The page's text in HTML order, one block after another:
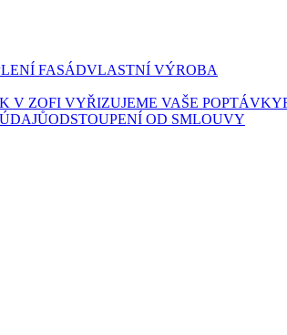
FASÁDVLASTNÍ VÝROBA
V ZOFI VYŘIZUJEME VAŠE POPTÁVKY
ODSTOUPENÍ OD SMLOUVY